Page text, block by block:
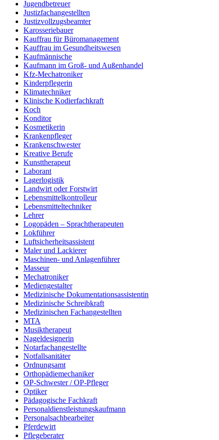
Jugendbetreuer
Justizfachangestellten
Justizvollzugsbeamter
Karosseriebauer
Kauffrau für Büromanagement
Kauffrau im Gesundheitswesen
Kaufmännische
Kaufmann im Groß- und Außenhandel
Kfz-Mechatroniker
Kinderpflegerin
Klimatechniker
Klinische Kodierfachkraft
Koch
Konditor
Kosmetikerin
Krankenpfleger
Krankenschwester
Kreative Berufe
Kunsttherapeut
Laborant
Lagerlogistik
Landwirt oder Forstwirt
Lebensmittelkontrolleur
Lebensmitteltechniker
Lehrer
Logopäden – Sprachtherapeuten
Lokführer
Luftsicherheitsassistent
Maler und Lackierer
Maschinen- und Anlagenführer
Masseur
Mechatroniker
Mediengestalter
Medizinische Dokumentationsassistentin
Medizinische Schreibkraft
Medizinischen Fachangestellten
MTA
Musiktherapeut
Nageldesignerin
Notarfachangestellte
Notfallsanitäter
Ordnungsamt
Orthopädiemechaniker
OP-Schwester / OP-Pfleger
Optiker
Pädagogische Fachkraft
Personaldienstleistungskaufmann
Personalsachbearbeiter
Pferdewirt
Pflegeberater